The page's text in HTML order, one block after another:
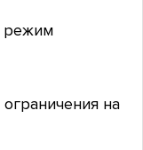
режим
на